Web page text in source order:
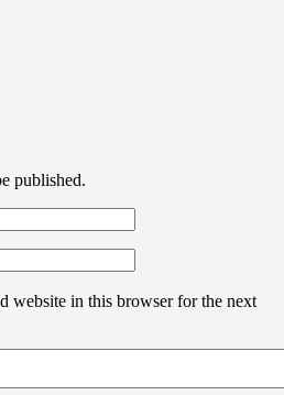
published.
website in this browser for the next